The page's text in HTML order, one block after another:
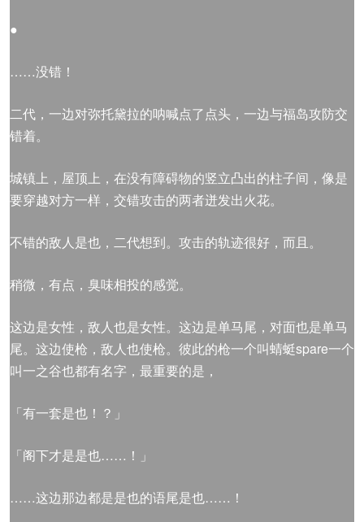
●
……没错！
二代，一边对弥托黛拉的呐喊点了点头，一边与福岛攻防交
错着。
城镇上，屋顶上，在没有障碍物的竖立凸出的柱子间，像是
要穿越对方一样，交错攻击的两者迸发出火花。
不错的敌人是也，二代想到。攻击的轨迹很好，而且。
稍微，有点，臭味相投的感觉。
这边是女性，敌人也是女性。这边是单马尾，对面也是单马
尾。这边使枪，敌人也使枪。彼此的枪一个叫蜻蜓spare一个
叫一之谷也都有名字，最重要的是，
「有一套是也！？」
「阁下才是是也……！」
……这边那边都是是也的语尾是也……！